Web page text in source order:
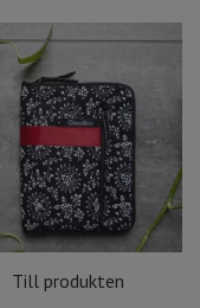
Till produkten